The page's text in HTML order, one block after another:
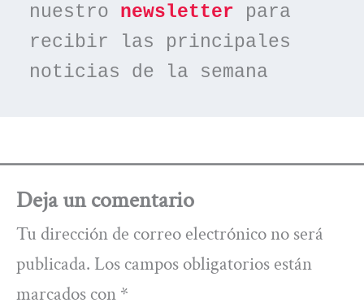
nuestro newsletter para
recibir las principales
noticias de la semana
Deja un comentario
Tu dirección de correo electrónico no será
publicada. Los campos obligatorios están
marcados con *